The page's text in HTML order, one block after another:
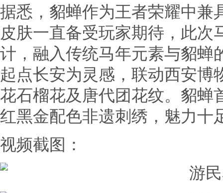
据悉，貂蝉作为王者荣耀中兼
皮肤一直备受玩家期待，此次
计，融入传统马年元素与貂蝉
起点长安为灵感，联动西安博
花石榴花及唐代团花纹。貂蝉
红黑金配色非遗刺绣，魅力十
视频截图：